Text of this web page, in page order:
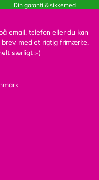
Din garanti & sikkerhed
email, telefon eller du kan
med et rigtig frimærke,
særligt :-)